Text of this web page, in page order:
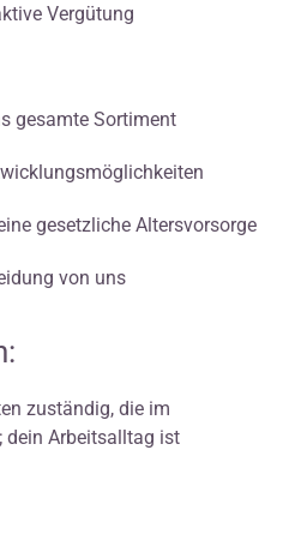
Vergütung
gesamte Sortiment
gesetzliche Altersvorsorge
von uns
zuständig, die im
dein Arbeitsalltag ist